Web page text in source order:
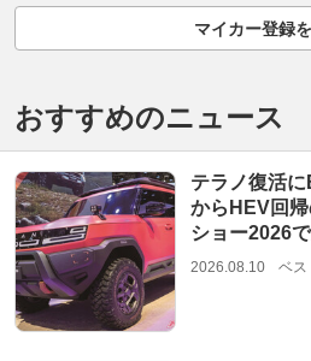
マイカー登録
おすすめのニュース
テラノ復活
からHEV回
ショー2026
2026.08.10 ベス